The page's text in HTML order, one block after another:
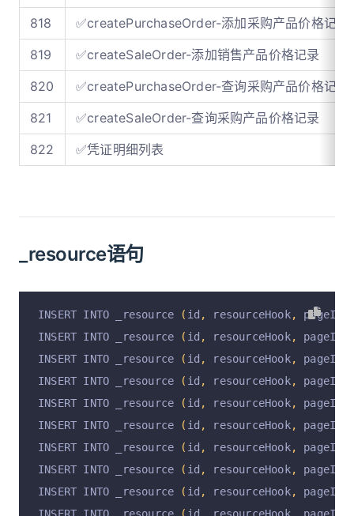
818
✅createPurchaseOrder-添加采购产品价格记录
819
✅createSaleOrder-添加销售产品价格记录
820
✅createPurchaseOrder-查询采购产品价格记录
821
✅createSaleOrder-查询采购产品价格记录
822
✅凭证明细列表
_resource语句
INSERT INTO _resource ( id , resourceHook, pageId
INSERT INTO _resource
( id , resourceHook, pageId
INSERT INTO _resource
( id , resourceHook, pageId
INSERT INTO _resource
( id , resourceHook, pageId
INSERT INTO _resource
( id , resourceHook, pageId
INSERT INTO _resource
( id , resourceHook, pageId
INSERT INTO _resource
( id , resourceHook, pageId
INSERT INTO _resource
( id , resourceHook, pageId
INSERT INTO _resource
( id , resourceHook, pageId
INSERT INTO _resource
( id resourceHook, pageId